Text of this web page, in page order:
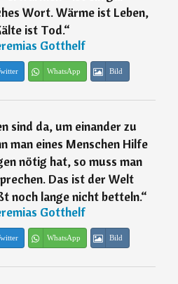
Wort. Wärme ist Leben,
ist Tod.“
Gotthelf
WhatsApp Bild
sind da, um einander zu
man eines Menschen Hilfe
nötig hat, so muss man
Das ist der Welt
noch lange nicht betteln.“
Gotthelf
WhatsApp Bild